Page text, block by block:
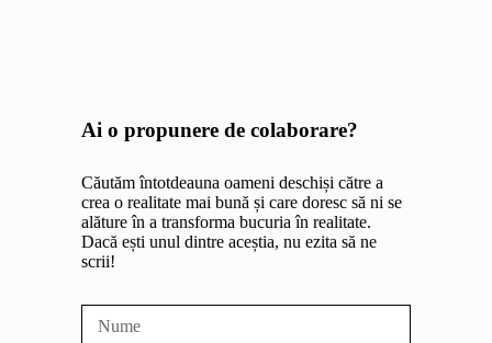
Ai o propunere de colaborare?
Căutăm întotdeauna oameni deschiși către a
crea o realitate mai bună și care doresc să ni se
alăture în a transforma bucuria în realitate.
Dacă ești unul dintre aceștia, nu ezita să ne
scrii!